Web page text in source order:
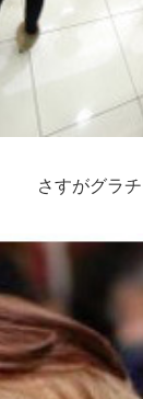
さすがグラ